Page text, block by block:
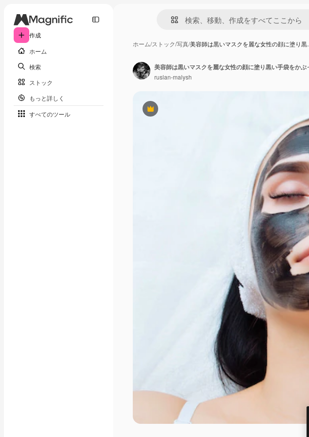
作成
ホーム
検索
ストック
もっと詳しく
すべてのツール
ホーム/ストック/写真/美容師は黒いマスクを麗な女性の顔に塗り
Premium
美容師は黒いマスクを麗な女性の顔に塗り黒い手袋をか
ruslan-malysh